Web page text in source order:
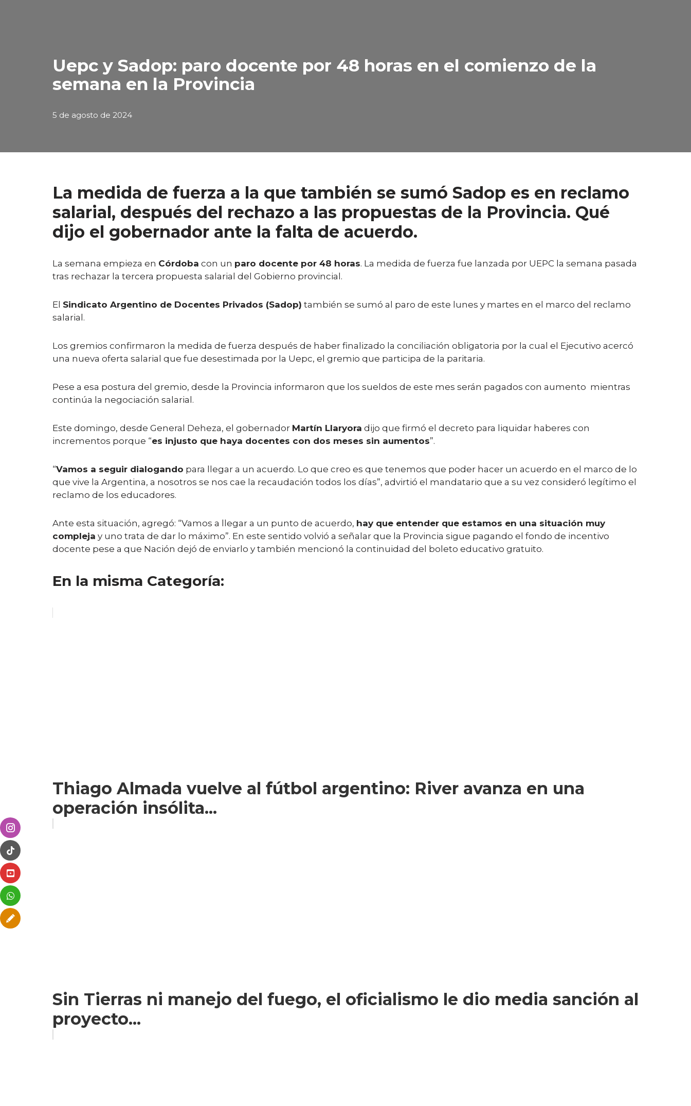
Uepc y Sadop: paro docente por 48 horas en el comienzo de la
semana en la Provincia
5 de agosto de 2024
La medida de fuerza a la que también se sumó Sadop es en reclamo
salarial, después del rechazo a las propuestas de la Provincia. Qué
dijo el gobernador ante la falta de acuerdo.
La semana empieza en Córdoba con un paro docente por 48 horas. La medida de fuerza fue lanzada por UEPC la semana pasada
tras rechazar la tercera propuesta salarial del Gobierno provincial.
El Sindicato Argentino de Docentes Privados (Sadop) también se sumó al paro de este lunes y martes en el marco del reclamo
salarial.
Los gremios confirmaron la medida de fuerza después de haber finalizado la conciliación obligatoria por la cual el Ejecutivo acercó
una nueva oferta salarial que fue desestimada por la Uepc, el gremio que participa de la paritaria.
Pese a esa postura del gremio, desde la Provincia informaron que los sueldos de este mes serán pagados con aumento mientras
continúa la negociación salarial.
Este domingo, desde General Deheza, el gobernador Martín Llaryora dijo que firmó el decreto para liquidar haberes con
incrementos porque “es injusto que haya docentes con dos meses sin aumentos”.
“Vamos a seguir dialogando para llegar a un acuerdo. Lo que creo es que tenemos que poder hacer un acuerdo en el marco de lo
que vive la Argentina, a nosotros se nos cae la recaudación todos los días”, advirtió el mandatario que a su vez consideró legítimo el
reclamo de los educadores.
Ante esta situación, agregó: “Vamos a llegar a un punto de acuerdo, hay que entender que estamos en una situación muy
compleja y uno trata de dar lo máximo”. En este sentido volvió a señalar que la Provincia sigue pagando el fondo de incentivo
docente pese a que Nación dejó de enviarlo y también mencionó la continuidad del boleto educativo gratuito.
En la misma Categoría:
Thiago Almada vuelve al fútbol argentino: River avanza en una
operación insólita...
Sin Tierras ni manejo del fuego, el oficialismo le dio media sanción al
proyecto...